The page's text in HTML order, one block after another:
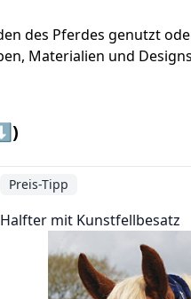
des Pferdes genutzt
Materialien und Designs
Preis-Tipp
Halfter mit Kunstfellbesatz